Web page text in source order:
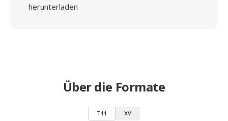
herunterladen
Über die Formate
T11 XV